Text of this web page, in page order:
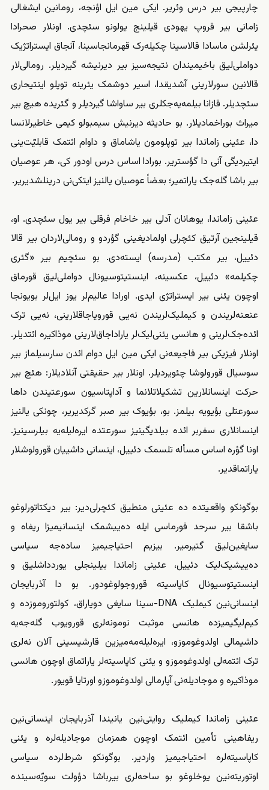
چارپیجی بیر درس وئریر. ایکی مین ایل اؤنجه، رومانین ایشغالی
زامانی بیر قروپ یهودی قیلینج یولونو سئچدی. اونلار صحرا‌دا
یئرلشن ماسادا قالاسینا چکیله‌رک قهرمانجاسینا، آنجاق ایستراتژیک
دواملی‌لیق باخیمیندان نتیجه‌سیز بیر دیرنیشه گیردیلر. رومالی‌لار
قالانین سورلارینی آشدیقدا، اسیر دوشمک یئرینه توپلو اینتیحاری
سئچدیلر. قازانا بیلمه‌یه‌جکلری بیر ساواشا گیردیلر و گئریده هیچ بیر
میراث بوراخمادیلار. بو حادیثه دیرنیش سیمبولو کیمی خاطیرلانسا
دا، عئینی زاماندا بیر توپلومون یاشاماق و داوام ائتمک قابلیّت‌ینی
ایتیردیگی آنی دا گؤستریر. بورادا اساس درس اودور کی، هر عوصیان
بیر باشا گله‌جک یاراتمیر؛ بعضاً عوصیان یالنیز ایتکی‌نی درینلشدیریر.
عئینی زاماندا، یوهانان آدلی بیر خاخام فرقلی بیر یول سئچدی. او،
قیلینجین آرتیق کئچرلی اولمادیغینی گؤردو و رومالی‌لاردان بیر قالا
دئییل، بیر مکتب (مدرسه) ایسته‌دی. بو سئچیم بیر «گئری
چکیلمه» دئییل، عکسینه، اینستیتوسیونال دواملی‌لیق قورماق
اوچون یئنی بیر ایستراتژی ایدی. اورادا عالیم‌لر یوز ایل‌لر بویونجا
عنعنه‌لریندن و کیملیک‌لریندن نه‌یی قورویاجاقلارینی، نه‌یی ترک
ائده‌جک‌لرینی و هانسی یئنی‌لیک‌لر یاراداجاق‌لارینی موذاکیره ائتدیلر.
اونلار فیزیکی بیر فاجیعه‌نی ایکی مین ایل دوام ائدن سارسیلماز بیر
سوسیال قورولوشا چئویردیلر. اونلار بیر حقیقتی آنلاديلار: هئچ بیر
حرکت اینسانلارین تشکیلاتلانما و آداپتاسیون سورعتیندن داها
سورعتلی بؤیویه بیلمز. بو، بؤیوک بیر صبر گرکدیریر، چونکی یالنیز
اینسانلاری سفر‌بر ائده بیلدیگینیز سورعتده ایره‌لیله‌یه بیلرسینیز.
اونا گؤره اساس مسأله تلسمک دئییل، اینسانی داشییان قورولوشلار
یاراتماقدیر.
بوگونکو واقعیتده ده عئینی منطیق کئچرلی‌دیر: بیر دیکتاتورلوغو
باشقا بیر سرحد فورماسی ایله ده‌ییشمک اینسانیمیزا ریفاه و
سایغین‌لیق گتیرمیر. بیزیم احتیاجیمیز ساده‌جه سیاسی
ده‌ییشیک‌لیک دئییل، عئینی زاماندا بیلینجلی یوردداشلیق و
اینستیتوسیونال کاپاسیتە قوروجولوغودور. بو دا آذربایجان
اینسانی‌نین کیملیک DNA-سینا سایغی دویاراق، کولتوروموزده و
کیم‌لیگیمیزده هانسی موثبت نومونه‌لری قورویوب گله‌جه‌یه
داشیما‌لی اولدوغوموزو، ایره‌لیله‌مه‌میزین قارشیسینی آلان نه‌لری
ترک ائتمه‌لی اولدوغوموزو و یئنی کاپاسیتەلر یاراتماق اوچون هانسی
موذاکیره و موجادیله‌نی آپارمالی اولدوغوموزو اورتایا قویور.
عئینی زاماندا کیملیک روایتی‌نین یانیندا آذربایجان اینسانی‌نین
ریفاهینی تأمین ائتمک اوچون همزمان موجادیله‌لره و یئنی
کاپاسیتەلره احتیاجیمیز واردیر. بوگونکو شرط‌‌لرده سیاسی
اوتوریته‌نین یوخلوغو بو ساحه‌لری بیر‌باشا دؤولت سویّه‌سینده